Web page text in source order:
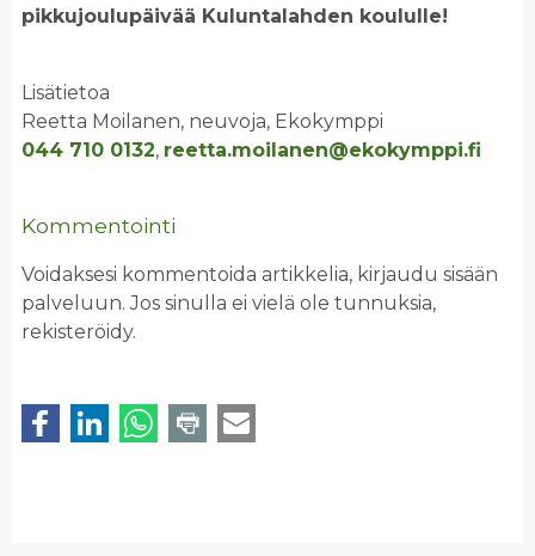
pikkujoulupäivää Kuluntalahden koululle!
Lisätietoa
Reetta Moilanen, neuvoja, Ekokymppi
044 710 0132, reetta.moilanen@ekokymppi.fi
Kommentointi
Voidaksesi kommentoida artikkelia, kirjaudu sisään
palveluun. Jos sinulla ei vielä ole tunnuksia,
rekisteröidy.